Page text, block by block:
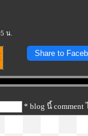
น.
Share to
* blog นี้